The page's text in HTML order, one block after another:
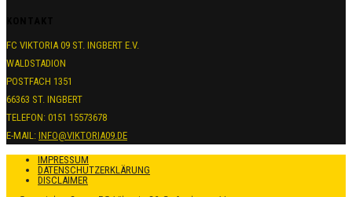
FC VIKTORIA 09 ST. INGBERT E.V.
WALDSTADION
POSTFACH 1351
66363 ST. INGBERT
TELEFON: 0151 15573678
E-MAIL: INFO@VIKTORIA09.DE
IMPRESSUM
DATENSCHUTZERKLÄRUNG
DISCLAIMER